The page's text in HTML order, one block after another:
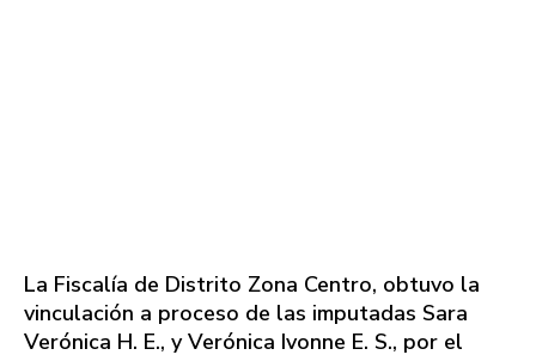
La Fiscalía de Distrito Zona Centro, obtuvo la
vinculación a proceso de las imputadas Sara
Verónica H. E., y Verónica Ivonne E. S., por el